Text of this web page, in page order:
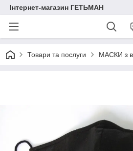
Інтернет-магазин ГЕТЬМАН
Товари та послуги МАСКИ з